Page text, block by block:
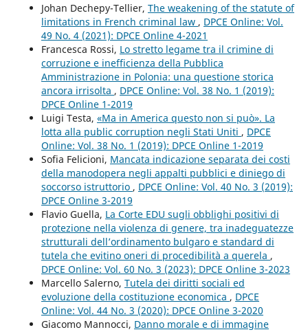
Johan Dechepy-Tellier, The weakening of the statute of
limitations in French criminal law , DPCE Online: Vol.
49 No. 4 (2021): DPCE Online 4-2021
Francesca Rossi, Lo stretto legame tra il crimine di
corruzione e inefficienza della Pubblica
Amministrazione in Polonia: una questione storica
ancora irrisolta , DPCE Online: Vol. 38 No. 1 (2019):
DPCE Online 1-2019
Luigi Testa, «Ma in America questo non si può». La
lotta alla public corruption negli Stati Uniti , DPCE
Online: Vol. 38 No. 1 (2019): DPCE Online 1-2019
Sofia Felicioni, Mancata indicazione separata dei costi
della manodopera negli appalti pubblici e diniego di
soccorso istruttorio , DPCE Online: Vol. 40 No. 3 (2019):
DPCE Online 3-2019
Flavio Guella, La Corte EDU sugli obblighi positivi di
protezione nella violenza di genere, tra inadeguatezze
strutturali dell’ordinamento bulgaro e standard di
tutela che evitino oneri di procedibilità a querela ,
DPCE Online: Vol. 60 No. 3 (2023): DPCE Online 3-2023
Marcello Salerno, Tutela dei diritti sociali ed
evoluzione della costituzione economica , DPCE
Online: Vol. 44 No. 3 (2020): DPCE Online 3-2020
Giacomo Mannocci, Danno morale e di immagine